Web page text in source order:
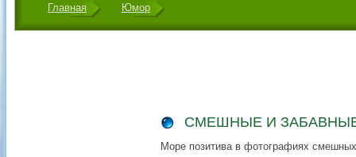
Главная Юмор
СМЕШНЫЕ И
Море позитива в фотографиях